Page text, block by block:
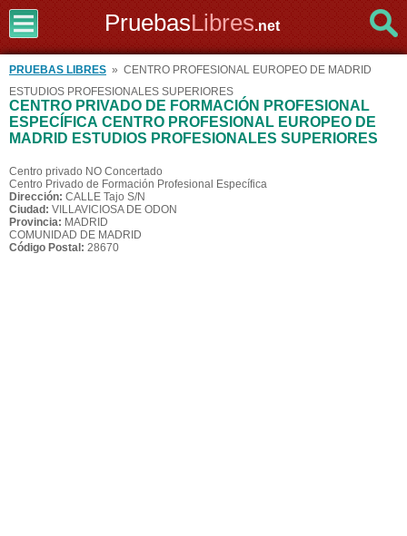
PruebasLibres.net
PRUEBAS LIBRES » CENTRO PROFESIONAL EUROPEO DE MADRID
ESTUDIOS PROFESIONALES SUPERIORES
CENTRO PRIVADO DE FORMACIÓN PROFESIONAL
ESPECÍFICA CENTRO PROFESIONAL EUROPEO DE
MADRID ESTUDIOS PROFESIONALES SUPERIORES
Centro privado NO Concertado
Centro Privado de Formación Profesional Específica
Dirección: CALLE Tajo S/N
Ciudad: VILLAVICIOSA DE ODON
Provincia: MADRID
COMUNIDAD DE MADRID
Código Postal: 28670